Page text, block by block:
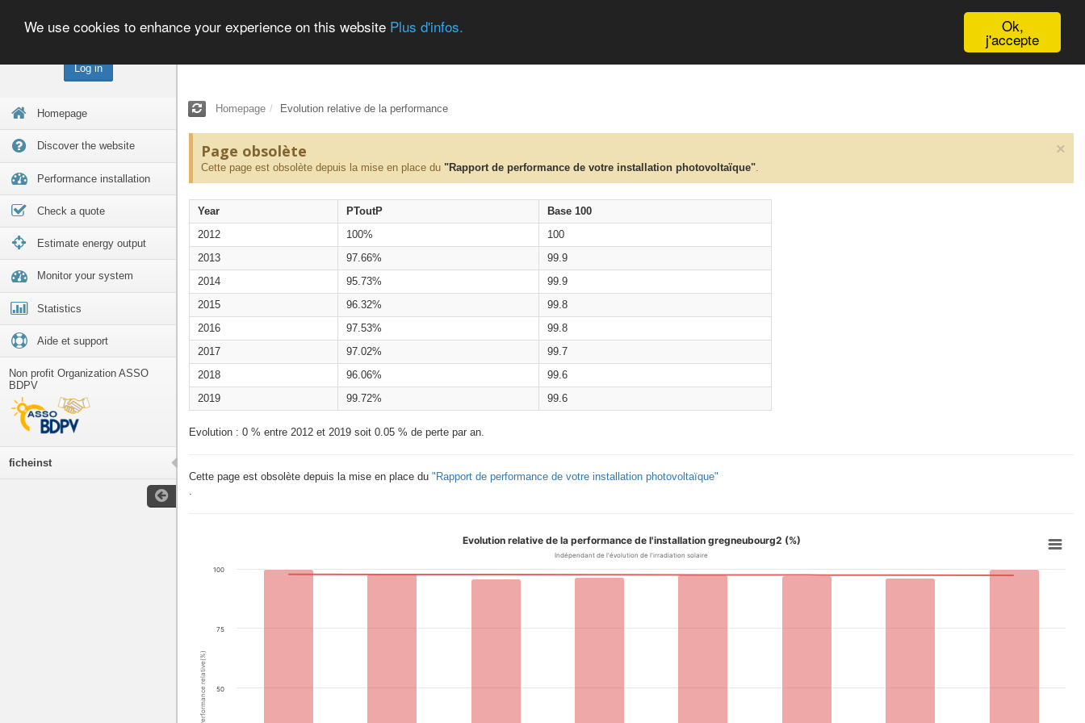
Log in
Homepage
Discover the website
Performance installation
Check a quote
Estimate energy output
Monitor your system
Statistics
Aide et support
Non profit Organization ASSO
BDPV
ficheinst
Ok,
j'accepte
We use cookies to enhance your experience on this website Plus d'infos.
Homepage Evolution relative de la performance
×
Page obsolète
Cette page est obsolète depuis la mise en place du "Rapport de performance de votre installation photovoltaïque".
Year PToutP
Base 100
2012
100%
100
2013
97.66%
99.9
2014
95.73%
99.9
2015
96.32%
99.8
2016
97.53%
99.8
2017
97.02%
99.7
2018
96.06%
99.6
2019
99.72% 99.6
Evolution : 0 % entre 2012 et 2019 soit 0.05 % de perte par an.
Cette page est obsolète depuis la mise en place du "Rapport de performance de votre installation photovoltaïque"
.
Performance relative(%)
Evolution relative de la performance de l'installation gregneubourg2 (%)
Indépendant de l'évolution de l'irradiation solaire
50
75
100